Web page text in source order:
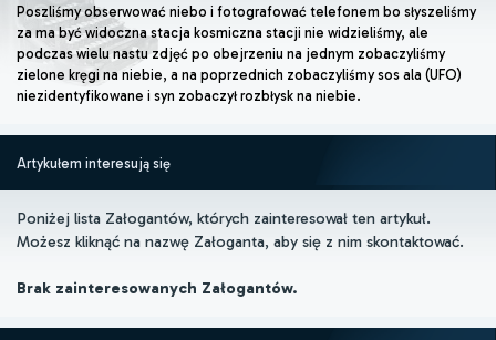
Poszliśmy obserwować niebo i fotografować telefonem bo słyszeliśmy
za ma być widoczna stacja kosmiczna stacji nie widzieliśmy, ale
podczas wielu nastu zdjęć po obejrzeniu na jednym zobaczyliśmy
zielone kręgi na niebie, a na poprzednich zobaczyliśmy sos ala (UFO)
niezidentyfikowane i syn zobaczył rozbłysk na niebie.
Artykułem interesują się
Poniżej lista Załogantów, których zainteresował ten artykuł.
Możesz kliknąć na nazwę Załoganta, aby się z nim skontaktować.
Brak zainteresowanych Załogantów.